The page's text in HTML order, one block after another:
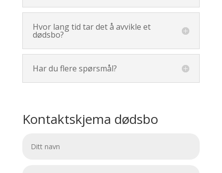
Hvor lang tid tar det å avvikle et
dødsbo?
Har du flere spørsmål?
Kontaktskjema dødsbo